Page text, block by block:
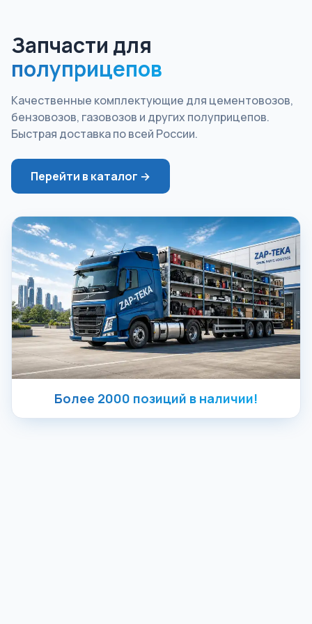
Запчасти для
полуприцепов
Качественные комплектующие для цементовозов,
бензовозов, газовозов и других полуприцепов.
Быстрая доставка по всей России.
Перейти в каталог →
Более 2000 позиций в наличии!